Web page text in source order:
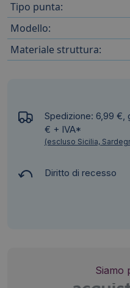
Tipo punta:
Modello:
Materiale struttura:
Spedizione: 6,99 €,
€ + IVA*
(escluso Sicilia,
Diritto di recesso
Siamo